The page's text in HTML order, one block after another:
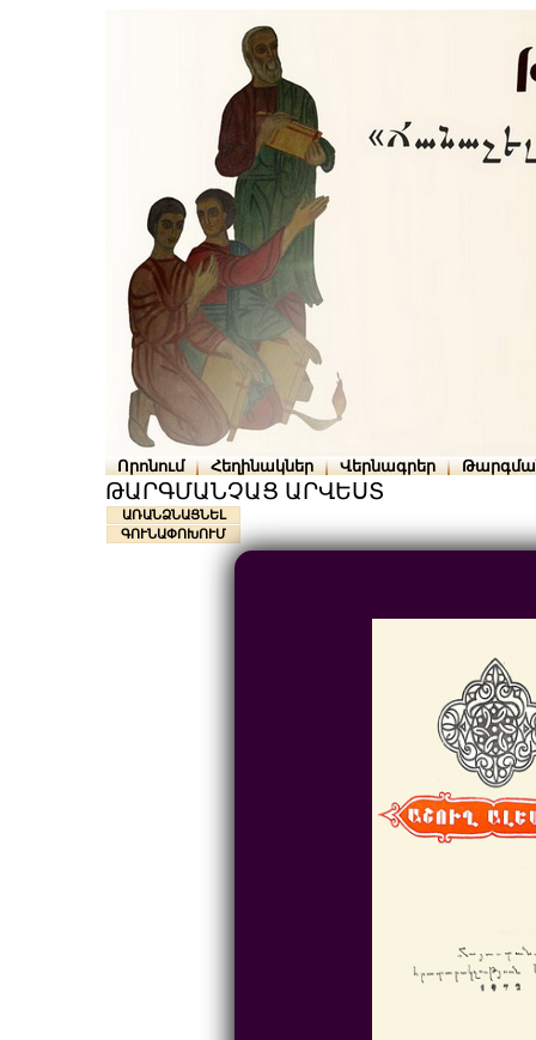
Որոնում Հեղինակներ Վերնագրեր
ԹԱՐԳՄԱՆՉԱՑ ԱՐՎԵՍՏ
ԱՌԱՆՁՆԱՑՆԵԼ
ԳՈՒՆԱՓՈԽՈՒՄ